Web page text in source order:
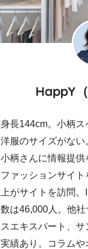
HappY
身長144cm。小柄
洋服のサイズがな
小柄さんに情報提
ファッションサイ
上がサイトを訪問
数は46,000人。他
スエキスパート、
実績あり。コラム